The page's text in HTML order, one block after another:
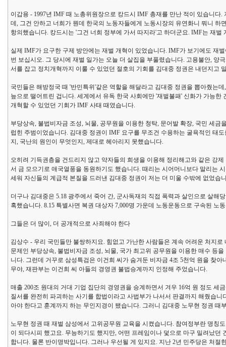
이갑용 - 1997년 IMF 때 노총위원장으로 캉드시 IMF 총재를 만난 적이 있습니
데, 그건 안하고 너희가 뭔데 한국의 노동자들에게 노동시장의 유연화니 뭐니
항의했습니다. 캉드시는 '그건 너희 정부에 가서 따지라'고 하더군요. IMF는 재
실제 IMF가 요구한 구제 방안에는 재벌 개혁이 있었습니다. IMF가 보기에도 재
번 보십시오. 그 당시에 재벌 일가는 오늘 더 살집을 부풀렸습니다. 고용불안,
서를 잡고 정치개혁까지 이룰 수 있었던 절호의 기회를 김대중 정권은 내던지고
국민들은 해방정국 때 '반민특위'같은 역할을 해달라고 김대중 정권을 뽑아줬는
늪으로 떨어트린 겁니다. 세계에서 유독 한국 사회에만 '재벌불패' 신화가 가능
개혁할 수 있었던 기회가 IMF 사태 때였습니다.
부당상속, 불법비자금 조성, 뇌물, 공무원을 이용한 청탁, 문어발 확장, 국민 세
럽힌 주범이었습니다. 김대중 정권이 IMF 요구를 무조건 수용하는 굴욕적인 태
지, 국난의 원인이 무엇인지, 제대로 헤아리지 못했습니다.
오히려 기득권층을 건드리지 않고 약자들의 희생을 이용해 정리해고와 같은 강
서 금 모으기로 애국열풍을 동원하기도 했습니다. 때리는 시어머니보다 말리는
세워 자신들의 계급적 본질을 드러낸 김대중 정권이 저는 더 미울 수밖에 없었습
더구나 김대중은 5.18 광주에서 죽어 간, 군사독재의 직접 폭력과 살인으로 살
혹했습니다. 8.15 특별사면 복권 대상자 7,000명 가운데 노동운동으로 구속된
그들은 더 많이, 더 공개적으로 사죄해야 한다
김상수 - 우리 국민들만 불쌍하지요. 힘없고 가난한 사람들은 계속 어려운 처지
문제인 부당상속, 불법비자금 조성, 뇌물, 국가 최고위 공무원을 이용한 매수 등
니다. 그런데 거꾸로 삼성특검은 이건희 씨가 숨겨둔 비자금 4조 5천억 원을 찾
무야, 재판부는 이건희 씨 아들의 경영권 불법승계까지 인정해 주었습니다.
매출 200조 원대의 거대 기업 집단의 경영권을 승계하면서 겨우 16억 원 정도
질서를 완전히 파괴하는 사기를 합법이라고 사법부가 나서서 판결까지 해줬습
아야 한다고 훈계까지 하는 무인지경이 됐습니다. 그러니 김대중 노무현 정권
노무현 정권 때 재벌 삼성에서 고위공무원 교육을 시켰습니다. 참여정부란 명칭
이 되다시피 했고요. 무능하기도 했지만, 어떤 프레임이나 덫으로 마구 밀려났
합니다. 물론 반이명박입니다. 그러나 우선될 게 있지요. 지난 2년 민주당은 처